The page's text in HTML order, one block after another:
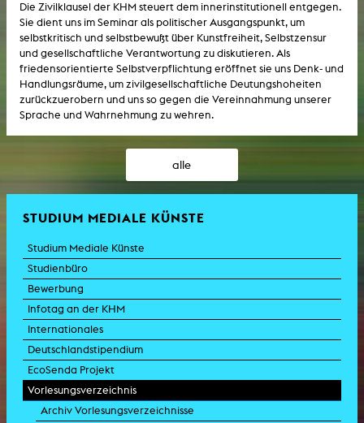
Die Zivilklausel der KHM steuert dem innerinstitutionell entgegen.
Sie dient uns im Seminar als politischer Ausgangspunkt, um
selbstkritisch und selbstbewußt über Kunstfreiheit, Selbstzensur
und gesellschaftliche Verantwortung zu diskutieren. Als
friedensorientierte Selbstverpflichtung eröffnet sie uns Denk- und
Handlungsräume, um zivilgesellschaftliche Deutungshoheiten
zurückzuerobern und uns so gegen die Vereinnahmung unserer
Sprache und Wahrnehmung zu wehren.
alle
STUDIUM MEDIALE KÜNSTE
Studium Mediale Künste
Studienbüro
Bewerbung
Infotag an der KHM
Internationales
Deutschlandstipendium
EcoSenda Projekt
Vorlesungsverzeichnis
Archiv Vorlesungsverzeichnisse